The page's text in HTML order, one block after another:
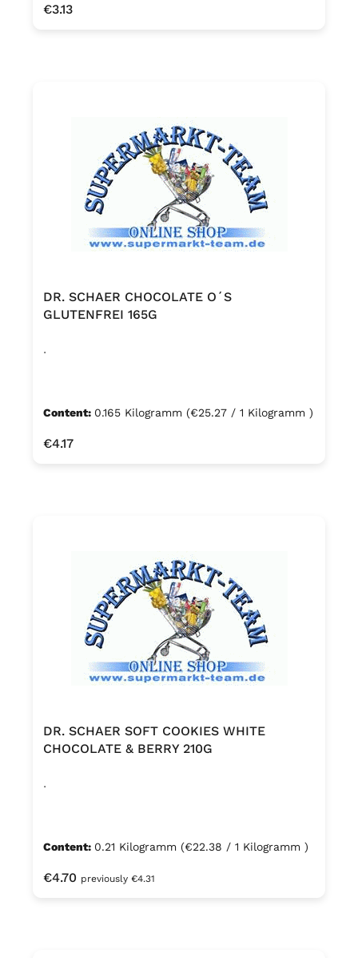
Regular price:
€3.13
DR. SCHAER CHOCOLATE O´S
GLUTENFREI 165G
.
Content: 0.165 Kilogramm (€25.27 / 1 Kilogramm )
Regular price:
€4.17
DR. SCHAER SOFT COOKIES WHITE
CHOCOLATE & BERRY 210G
.
Content: 0.21 Kilogramm (€22.38 / 1 Kilogramm )
Regular price:
€4.70 previously €4.31